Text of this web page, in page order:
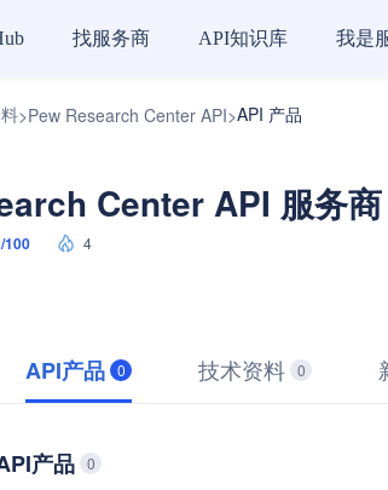
找服务商 API知识库 我是
>Pew Research Center API>API 产品
Center API 服务商
100 4
API产品 0 技术资料 0
产品 0